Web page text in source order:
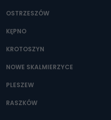
OSTRZESZÓW
KĘPNO
KROTOSZYN
NOWE SKALMIERZYCE
PLESZEW
RASZKÓW